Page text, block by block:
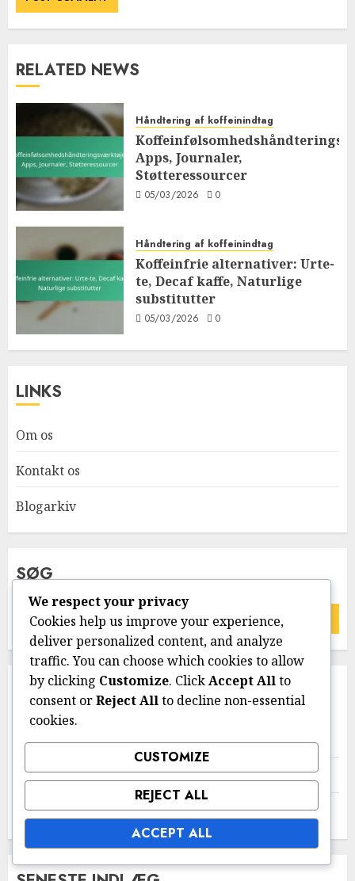
RELATED NEWS
Håndtering af koffeinindtag
Apps, Journaler,
Støtteressourcer
05/03/2026 0
Håndtering af koffeinindtag
Koffeinfrie alternativer: Urte-
te, Decaf kaffe, Naturlige
substitutter
05/03/2026 0
LINKS
Om os
Kontakt os
Blogarkiv
SØG
Search
for:
KATEGORIER
Håndtering af koffeinindtag
Psykologiske effekter af koffein
Symptomer på koffeinfølsomhed
We respect your privacy
Cookies help us improve your experience,
deliver personalized content, and analyze
traffic. You can choose which cookies to allow
by clicking Customize. ClickAccept Allto
consent orReject Allto decline non-essential
cookies.
CUSTOMIZE
REJECT ALL
ACCEPT ALL